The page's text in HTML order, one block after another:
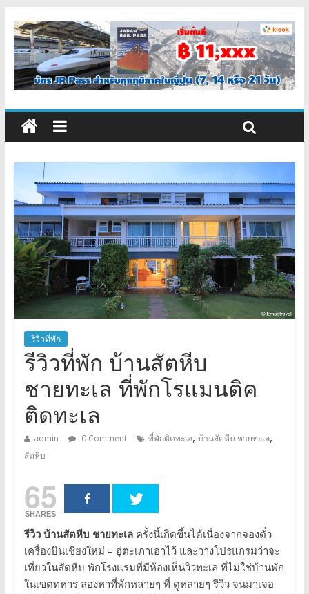
รีวิวที่พัก
รีวิวที่พัก บ้านสัตหีบ
ชายทะเล ที่พักโรแมนติค
ติดทะเล
admin 0 Comment ที่พักติดทะเล, บ้านสัตหีบ ชายทะเล,
สัตหีบ
65
SHARES
รีวิว บ้านสัตหีบ ชายทะเลครั้งนี้เกิดขึ้นได้เนื่องจากจองตั๋ว
เครื่องบินเชียงใหม่ – อู่ตะเภาเอาไว้ และวางโปรแกรมว่าจะ
เที่ยวในสัตหีบ พักโรงแรมที่มีห้องเห็นวิวทะเล ที่ไม่ใช่บ้านพัก
ในเขตทหาร ลองหาที่พักหลายๆ ที่ ดูหลายๆ รีวิว จนมาเจอ